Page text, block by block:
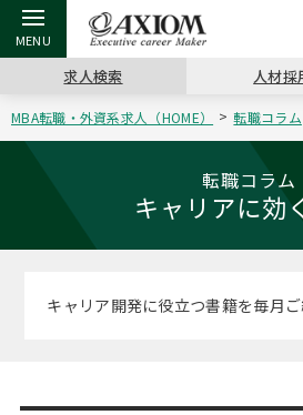
戻る
アクシアムの特長
サービス案内
戻る
キャリア支援 TOP
キャリアデザイン講座
（最新求人市場動向）
ステージ別アドバイス
戻る
転職ツール TOP
英文レジュメの書き方
戻る
転職コラム TOP
“展”職相談室
戻る
イベント・セミナー TOP
キャリアデザインセミナー
戻る
会社概要 TOP
求人検索 人材採
MBA転職・外資系求人（HOME） 転職コラム
転職コラム
キャリアに効
キャリア開発に役立つ書籍を毎月ご